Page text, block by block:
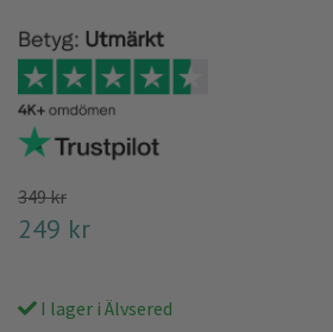
349 kr
249 kr
I lager i Älvsered